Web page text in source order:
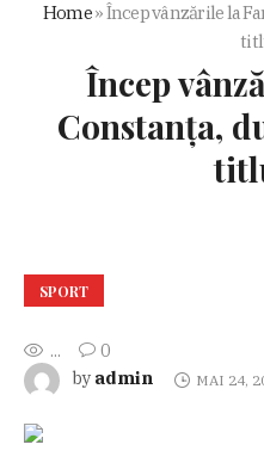
Home»Încep vânzările la
Încep
Constanța,
SPORT
...
0
by admin MAI 24,